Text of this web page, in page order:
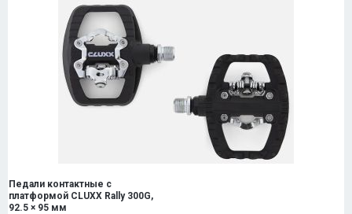
Педали контактные с
платформой CLUXX Rally 300G,
92.5 × 95 мм